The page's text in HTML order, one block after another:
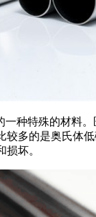
种特殊的材料
多的是奥氏体
坏。